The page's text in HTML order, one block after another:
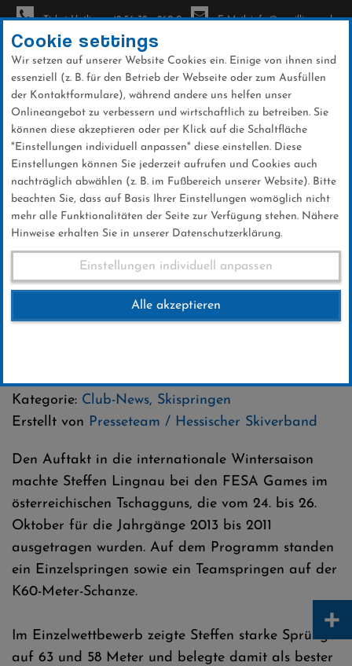
Direkt
zum
Inhalt
Ticket-Hotline: +49 56 32 - 960-0 E-Mail: info@sc-willingen.de
News
Steffen Lingnau startet
erfolgreich bei den FESA
Games in Tschagguns
Kategorie: Club-News, Skispringen
Erstellt von Presseteam / Hessischer Skiverband
Den Auftakt in die internationale Wintersaison
machte Steffen Lingnau bei den FESA Games im
österreichischen Tschagguns, die vom 24. bis 26.
Oktober für die Jahrgänge 2013 bis 2011
ausgetragen wurden. Auf dem Programm standen
ein Einzelspringen sowie ein Teamspringen auf der
K60-Meter-Schanze.
Im Einzelwettbewerb zeigte Steffen starke Sprünge
auf 63 und 58 Meter und belegte damit als bester
Cookie settings
Wir setzen auf unserer Website Cookies ein. Einige von ihnen sind
essenziell (z. B. für den Betrieb der Webseite oder zum Ausfüllen
der Kontaktformulare), während andere uns helfen unser
Onlineangebot zu verbessern und wirtschaftlich zu betreiben. Sie
können diese akzeptieren oder per Klick auf die Schaltfläche
"Einstellungen individuell anpassen" diese einstellen. Diese
Einstellungen können Sie jederzeit aufrufen und Cookies auch
nachträglich abwählen (z. B. im Fußbereich unserer Website). Bitte
beachten Sie, dass auf Basis Ihrer Einstellungen womöglich nicht
mehr alle Funktionalitäten der Seite zur Verfügung stehen. Nähere
Hinweise erhalten Sie in unserer Datenschutzerklärung.
Einstellungen individuell anpassen
Alle akzeptieren
+